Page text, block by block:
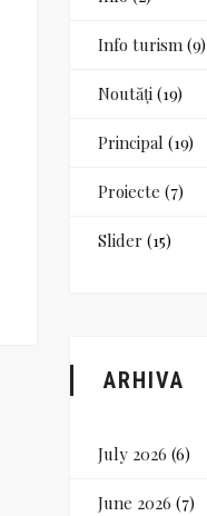
Info turism (9)
Noutăți (19)
Principal (19)
Proiecte (7)
Slider (15)
ARHIVA
July 2026 (6)
June 2026 (7)